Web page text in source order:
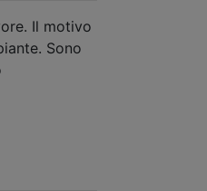
Il motivo
Sono